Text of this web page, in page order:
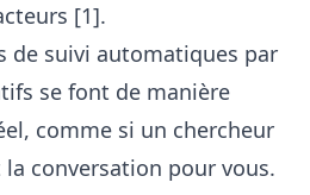
[1].
de suivi automatiques par
se font de manière
comme si un chercheur
conversation pour vous.